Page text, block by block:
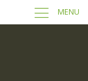
MENU